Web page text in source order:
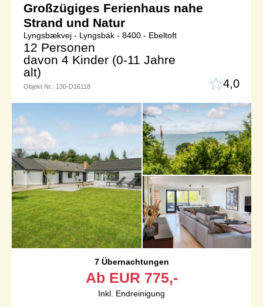
Großzügiges Ferienhaus nahe
Strand und Natur
Lyngsbækvej - Lyngsbäk - 8400 - Ebeltoft
12 Personen
davon 4 Kinder (0-11 Jahre
alt)
Objekt Nr.: 130-D16118 4,0
7 Übernachtungen
Ab EUR 775,-
Inkl. Endreinigung